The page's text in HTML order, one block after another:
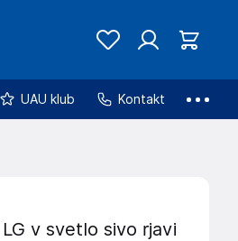
UAU klub Kontakt
v svetlo sivo rjavi